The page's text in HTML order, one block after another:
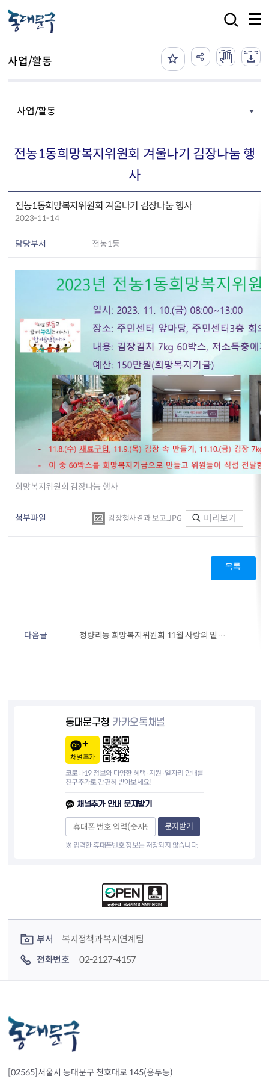
사업/활동
사업/활동
전농1동희망복지위원회 겨울나기 김장나눔 행
사
전농1동희망복지위원회 겨울나기 김장나눔 행사
2023-11-14
담당부서 전농1동
희망복지위원회 김장나눔 행사
첨부파일 김장행사결과 보고.JPG 미리보기
목록
다음글 청량리동 희망복지위원회 11월 사랑의 밑반찬 나눔봉사
동대문구청 카카오톡채널
채널추가
코로나19 정보와 다양한 혜택·지원·일자리 안내를
친구추가로 간편히 받아보세요!
채널추가 안내 문자받기
문자받기
※ 입력한 휴대폰번호 정보는 저장되지 않습니다.
부서
복지정책과 복지연계팀
전화번호
02-2127-4157
[02565]서울시 동대문구 천호대로 145(용두동)